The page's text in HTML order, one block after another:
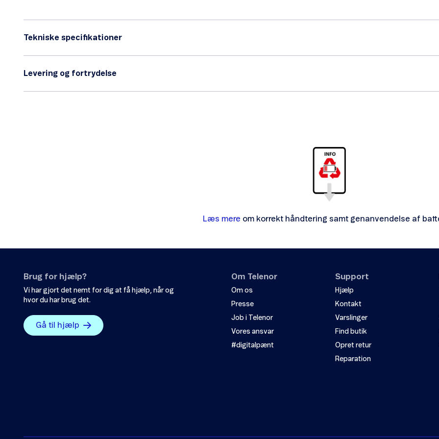
Tekniske specifikationer
Levering og fortrydelse
Læs mere om korrekt håndtering samt genanvendelse af
Brug for hjælp?
Vi har gjort det nemt for dig at få hjælp, når og
hvor du har brug det.
Gå til hjælp
Om Telenor
Om os
Presse
Job i Telenor
Vores ansvar
#digitalpænt
Support
Hjælp
Kontakt
Varslinger
Find butik
Opret retur
Reparation